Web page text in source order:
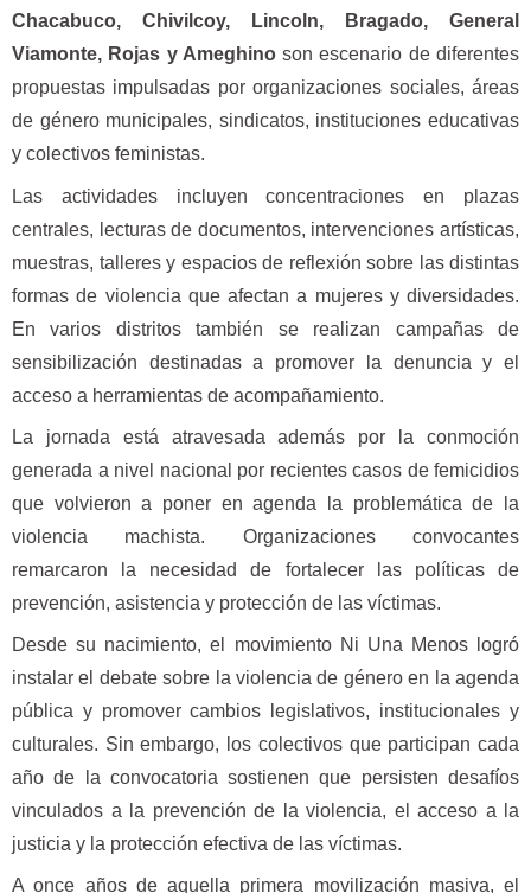
Chacabuco, Chivilcoy, Lincoln, Bragado, General
Viamonte, Rojas y Ameghinoson escenario de diferentes
propuestas impulsadas por organizaciones sociales, áreas
de género municipales, sindicatos, instituciones educativas
y colectivos feministas.
Las actividades incluyen concentraciones en plazas
centrales, lecturas de documentos, intervenciones artísticas,
muestras, talleres y espacios de reflexión sobre las distintas
formas de violencia que afectan a mujeres y diversidades.
En varios distritos también se realizan campañas de
sensibilización destinadas a promover la denuncia y el
acceso a herramientas de acompañamiento.
La jornada está atravesada además por la conmoción
generada a nivel nacional por recientes casos de femicidios
que volvieron a poner en agenda la problemática de la
violencia machista. Organizaciones convocantes
remarcaron la necesidad de fortalecer las políticas de
prevención, asistencia y protección de las víctimas.
Desde su nacimiento, el movimiento Ni Una Menos logró
instalar el debate sobre la violencia de género en la agenda
pública y promover cambios legislativos, institucionales y
culturales. Sin embargo, los colectivos que participan cada
año de la convocatoria sostienen que persisten desafíos
vinculados a la prevención de la violencia, el acceso a la
justicia y la protección efectiva de las víctimas.
A once años de aquella primera movilización masiva, el